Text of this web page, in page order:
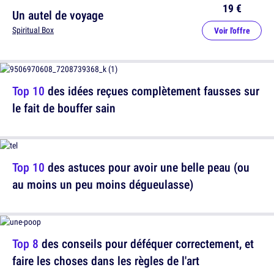
Top 10 des astuces pour avoir une belle peau (ou
au moins un peu moins dégueulasse)
Un autel de voyage
Spiritual Box
19 €
Voir l'offre
Top 10 des idées reçues complètement fausses sur
le fait de bouffer sain
Top 8 des conseils pour déféquer correctement, et
faire les choses dans les règles de l'art